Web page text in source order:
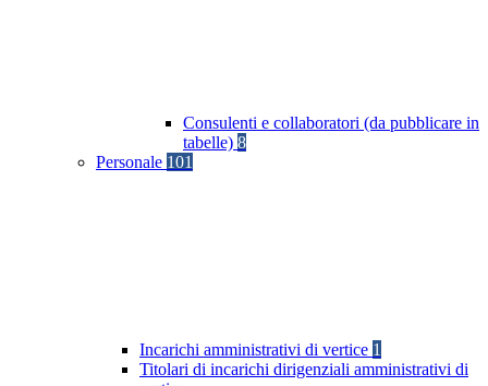
Consulenti e collaboratori (da pubblicare in
tabelle) 8
Personale 101
Incarichi amministrativi di vertice 1
Titolari di incarichi dirigenziali amministrativi di